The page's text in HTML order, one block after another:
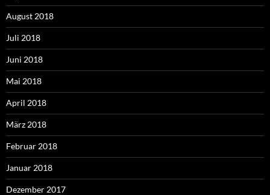
August 2018
Juli 2018
Juni 2018
Mai 2018
April 2018
März 2018
Februar 2018
Januar 2018
Dezember 2017